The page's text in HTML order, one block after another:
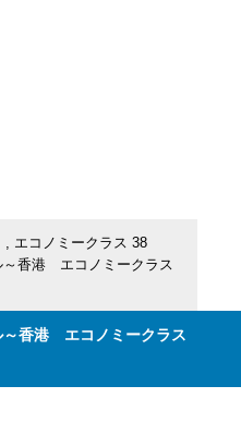
, エコノミークラス 38
香港 エコノミークラス
香港 エコノミークラス